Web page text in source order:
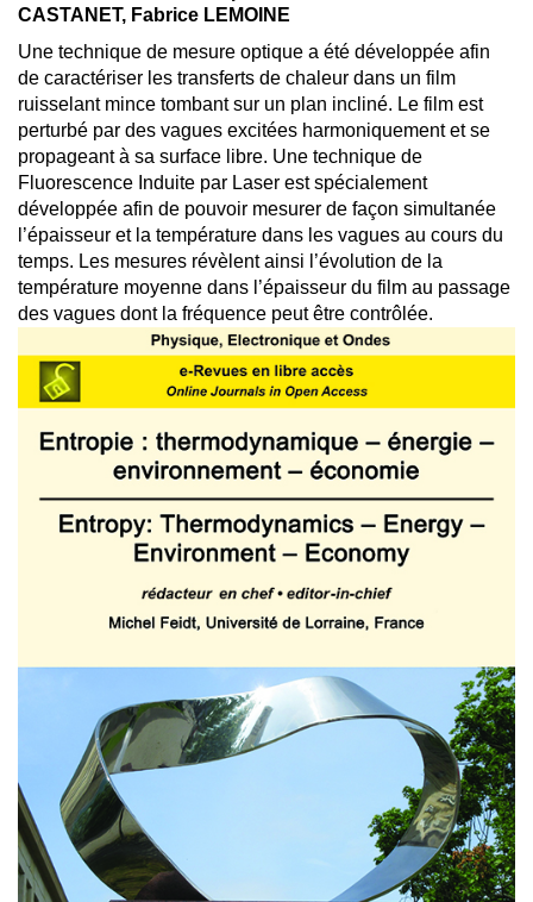
CASTANET, Fabrice LEMOINE
Une technique de mesure optique a été développée afin
de caractériser les transferts de chaleur dans un film
ruisselant mince tombant sur un plan incliné. Le film est
perturbé par des vagues excitées harmoniquement et se
propageant à sa surface libre. Une technique de
Fluorescence Induite par Laser est spécialement
développée afin de pouvoir mesurer de façon simultanée
l’épaisseur et la température dans les vagues au cours du
temps. Les mesures révèlent ainsi l’évolution de la
température moyenne dans l’épaisseur du film au passage
des vagues dont la fréquence peut être contrôlée.